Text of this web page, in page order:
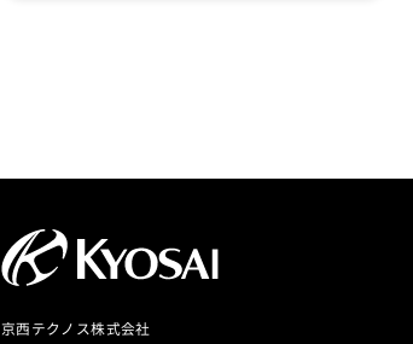
京西テクノス株式会社